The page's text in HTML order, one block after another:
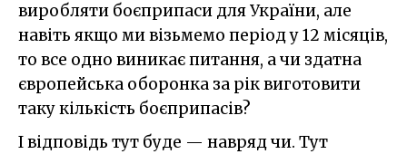
виробляти боєприпаси для України, але
навіть якщо ми візьмемо період у 12 місяців,
то все одно виникає питання, а чи здатна
європейська оборонка за рік виготовити
таку кількість боєприпасів?
І відповідь тут буде — навряд чи. Тут